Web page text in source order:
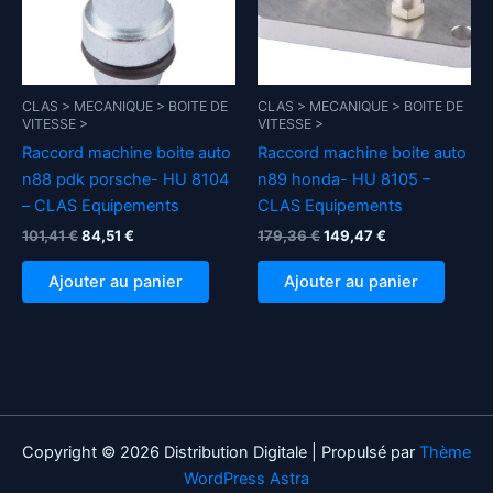
CLAS > MECANIQUE > BOITE DE
VITESSE >
Raccord machine boite auto
n88 pdk porsche- HU 8104
– CLAS Equipements
101,41€Le
était :
84,51 €
actuel
est :
Ajouter au panier
CLAS > MECANIQUE > BOITE DE
VITESSE >
Raccord machine boite auto
n89 honda- HU 8105 –
CLAS Equipements
179,36€Le
était :
149,47€
actuel
est :
Ajouter au panier
Copyright © 2026 Distribution Digitale | Propulsé par Thème
WordPress Astra